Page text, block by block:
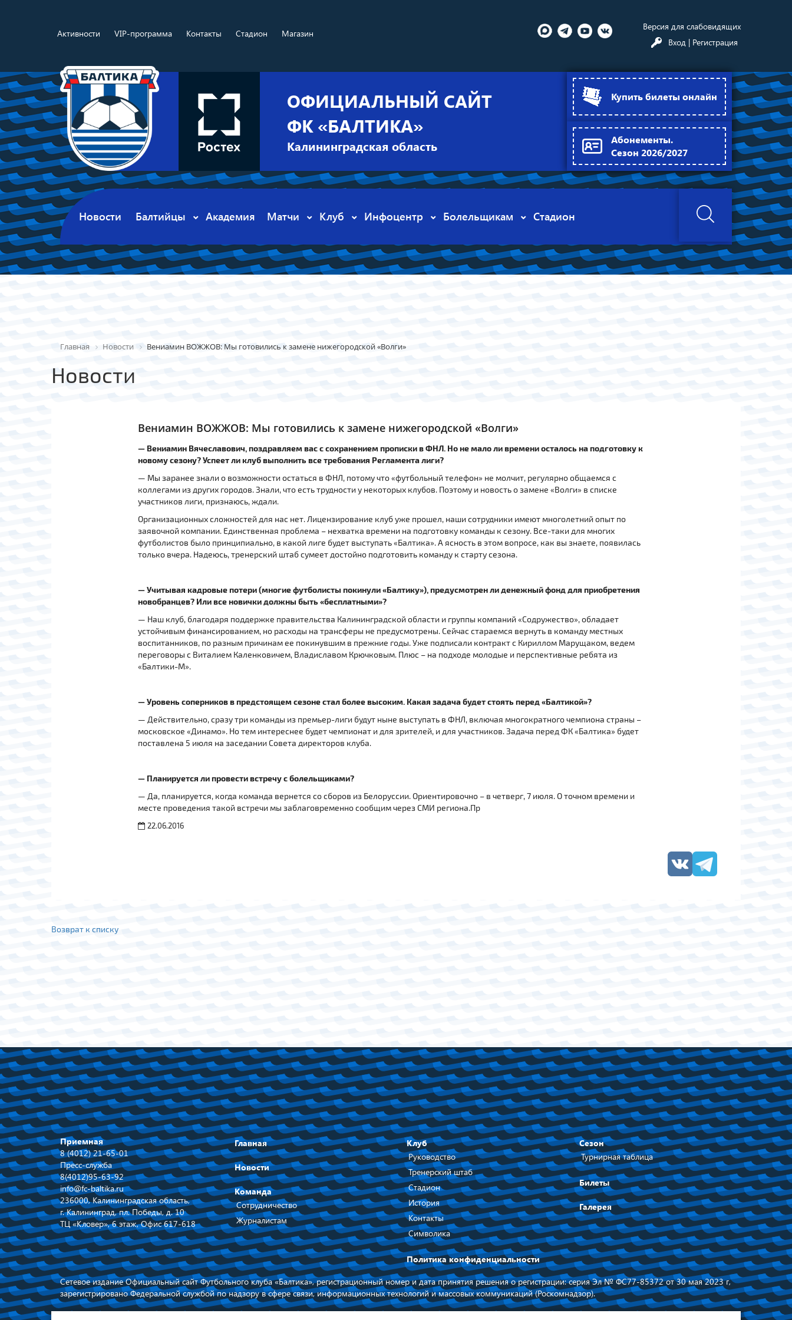
Активности VIP-программа Контакты Стадион Магазин
Версия для слабовидящих
Вход | Регистрация
ОФИЦИАЛЬНЫЙ САЙТ
ФК «БАЛТИКА»
Калининградская область
Купить билеты онлайн
Абонементы.
Сезон 2026/2027
Новости Балтийцы Академия Матчи Клуб Инфоцентр Болельщикам Стадион
Главная Новости Вениамин ВОЖЖОВ: Мы готовились к замене нижегородской «Волги»
Новости
Вениамин ВОЖЖОВ: Мы готовились к замене нижегородской «Волги»
— Вениамин Вячеславович, поздравляем вас с сохранением прописки в ФНЛ. Но не мало ли времени осталось на подготовку к
новому сезону? Успеет ли клуб выполнить все требования Регламента лиги?
— Мы заранее знали о возможности остаться в ФНЛ, потому что «футбольный телефон» не молчит, регулярно общаемся с
коллегами из других городов. Знали, что есть трудности у некоторых клубов. Поэтому и новость о замене «Волги» в списке
участников лиги, признаюсь, ждали.
Организационных сложностей для нас нет. Лицензирование клуб уже прошел, наши сотрудники имеют многолетний опыт по
заявочной компании. Единственная проблема – нехватка времени на подготовку команды к сезону. Все-таки для многих
футболистов было принципиально, в какой лиге будет выступать «Балтика». А ясность в этом вопросе, как вы знаете, появилась
только вчера. Надеюсь, тренерский штаб сумеет достойно подготовить команду к старту сезона.
— Учитывая кадровые потери (многие футболисты покинули «Балтику»), предусмотрен ли денежный фонд для приобретения
новобранцев? Или все новички должны быть «бесплатными»?
— Наш клуб, благодаря поддержке правительства Калининградской области и группы компаний «Содружество», обладает
устойчивым финансированием, но расходы на трансферы не предусмотрены. Сейчас стараемся вернуть в команду местных
воспитанников, по разным причинам ее покинувшим в прежние годы. Уже подписали контракт с Кириллом Марущаком, ведем
переговоры с Виталием Каленковичем, Владиславом Крючковым. Плюс – на подходе молодые и перспективные ребята из
«Балтики-М».
— Уровень соперников в предстоящем сезоне стал более высоким. Какая задача будет стоять перед «Балтикой»?
— Действительно, сразу три команды из премьер-лиги будут ныне выступать в ФНЛ, включая многократного чемпиона страны –
московское «Динамо». Но тем интереснее будет чемпионат и для зрителей, и для участников. Задача перед ФК «Балтика» будет
поставлена 5 июля на заседании Совета директоров клуба.
— Планируется ли провести встречу с болельщиками?
— Да, планируется, когда команда вернется со сборов из Белоруссии. Ориентировочно – в четверг, 7 июля. О точном времени и
месте проведения такой встречи мы заблаговременно сообщим через СМИ региона.Пр
22.06.2016
Возврат к списку
Приемная
8 (4012) 21-65-01
Пресс-служба
8(4012)95-63-92
info@fc-baltika.ru
236000, Калининградская область,
г. Калининград, пл. Победы, д. 10
ТЦ «Кловер», 6 этаж, Офис 617-618
Главная
Новости
Команда
Сотрудничество
Журналистам
Клуб
Руководство
Тренерский штаб
Стадион
История
Контакты
Символика
Политика конфиденциальности
Сезон
Турнирная таблица
Билеты
Галерея
Сетевое издание Официальный сайт Футбольного клуба «Балтика», регистрационный номер и дата принятия решения о регистрации: серия Эл № ФС77-85372 от 30 мая 2023 г,
зарегистрировано Федеральной службой по надзору в сфере связи, информационных технологий и массовых коммуникаций (Роскомнадзор).